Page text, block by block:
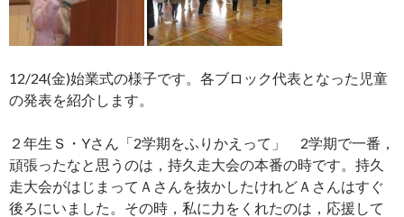
12/24(金)始業式の様子です。各ブロック代表となった児童
の発表を紹介します。
２年生Ｓ・Yさん「2学期をふりかえって」 2学期で一番，
頑張ったなと思うのは，持久走大会の本番の時です。持久
走大会がはじまってＡさんを抜かしたけれどＡさんはすぐ
後ろにいました。その時，私に力をくれたのは，応援して